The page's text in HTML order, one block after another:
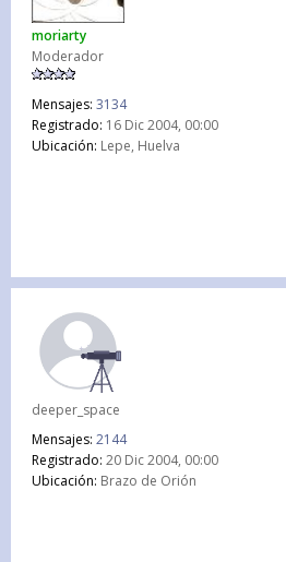
moriarty
Moderador
Mensajes: 3134
Registrado: 16 Dic 2004, 00:00
Ubicación: Lepe, Huelva
deeper_space
Mensajes: 2144
Registrado: 20 Dic 2004, 00:00
Ubicación: Brazo de Orión